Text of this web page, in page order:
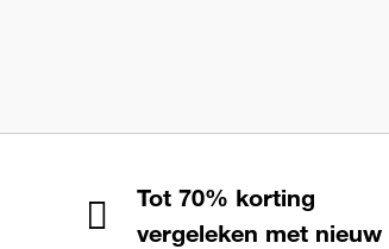
Tot 70% korting
vergeleken met nieuw